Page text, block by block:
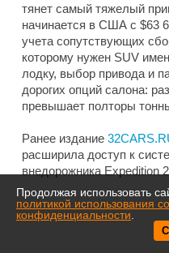
тянет самый тяжелый
начинается в США с $63
учета сопутствующих
которому нужен SUV
лодку, выбор привода и
дорогих опций салона:
превышает полторы
Ранее издание
расширила доступ к
внедорожника Expedition
Продолжая использовать
политикой использования
конфиденциальности